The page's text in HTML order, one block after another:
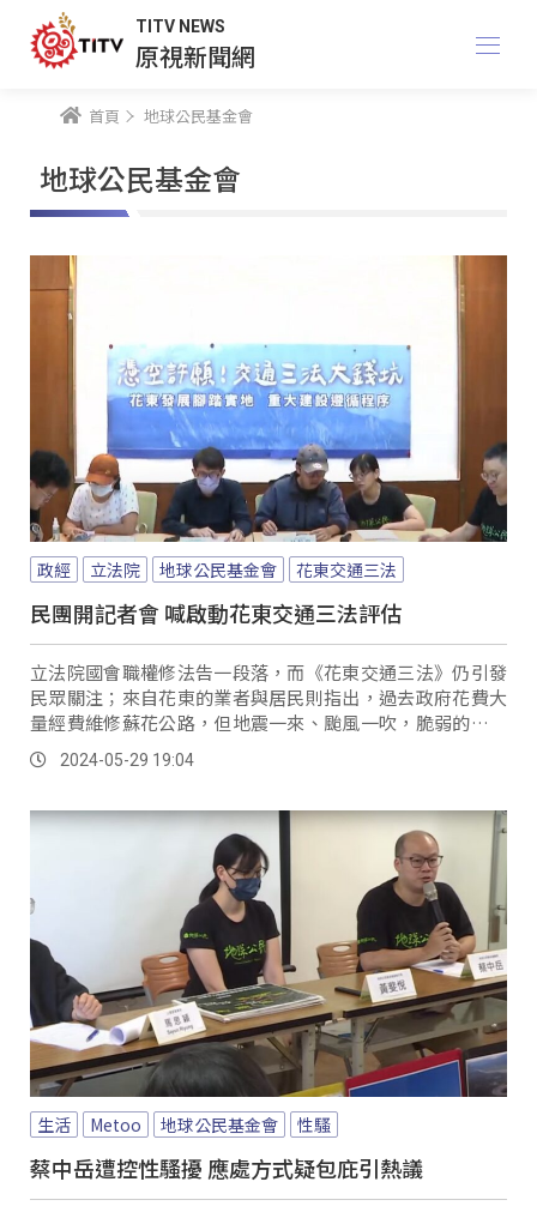
TITV NEWS
原視新聞網
首頁 地球公民基金會
地球公民基金會
政經 立法院 地球公民基金會 花東交通三法
民團開記者會 喊啟動花東交通三法評估
立法院國會職權修法告一段落，而《花東交通三法》仍引發
民眾關注；來自花東的業者與居民則指出，過去政府花費大
量經費維修蘇花公路，但地震一來、颱風一吹，脆弱的路段
仍是不堪一擊，質疑花東交通三法的龐大工程是否提升東部
2024-05-29 19:04
生活 Metoo 地球公民基金會 性騷
蔡中岳遭控性騷擾 應處方式疑包庇引熱議